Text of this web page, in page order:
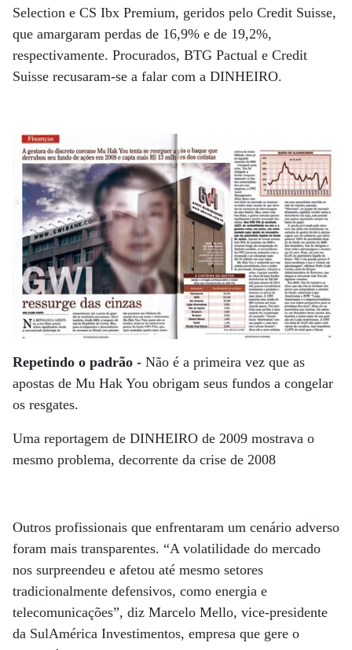
Selection e CS Ibx Premium, geridos pelo Credit Suisse,
que amargaram perdas de 16,9% e de 19,2%,
respectivamente. Procurados, BTG Pactual e Credit
Suisse recusaram-se a falar com a DINHEIRO.
Repetindo o padrão - Não é a primeira vez que as
apostas de Mu Hak You obrigam seus fundos a congelar
os resgates.
Uma reportagem de DINHEIRO de 2009 mostrava o
mesmo problema, decorrente da crise de 2008
Outros profissionais que enfrentaram um cenário adverso
foram mais transparentes. “A volatilidade do mercado
nos surpreendeu e afetou até mesmo setores
tradicionalmente defensivos, como energia e
telecomunicações”, diz Marcelo Mello, vice-presidente
da SulAmérica Investimentos, empresa que gere o